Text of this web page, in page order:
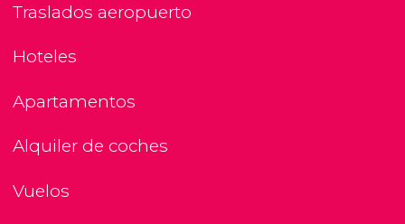
Traslados aeropuerto
Hoteles
Apartamentos
Alquiler de coches
Vuelos